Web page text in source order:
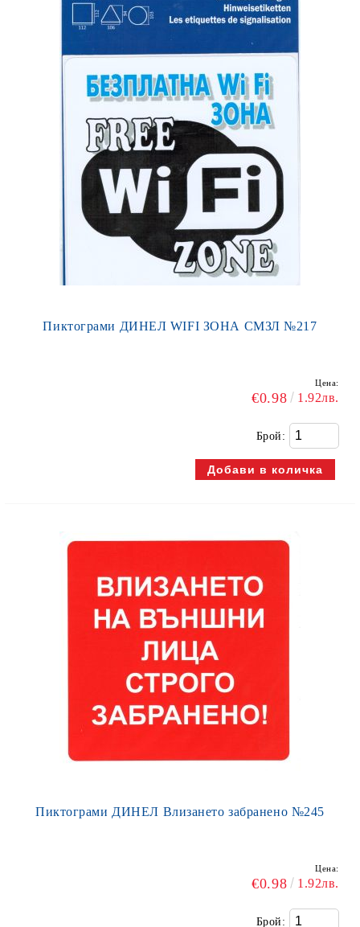
Пиктограми ДИНЕЛ WIFI ЗОНА СМЗЛ №217
Цена:
€0.98 1.92лв.
Брой:
Пиктограми ДИНЕЛ Влизането забранено №245
Цена:
€0.98 1.92лв.
Брой: